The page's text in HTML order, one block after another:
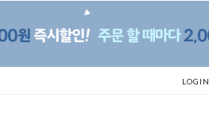
LOGIN